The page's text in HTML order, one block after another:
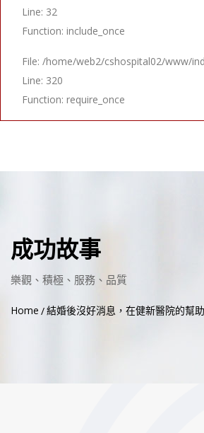
Line: 32
Function: include_once
File: /home/web2/cshospital02/www/
Line: 320
Function: require_once
成功故事
樂觀、積極、服務、品質
Home 結婚後沒好消息，在健新醫院的幫